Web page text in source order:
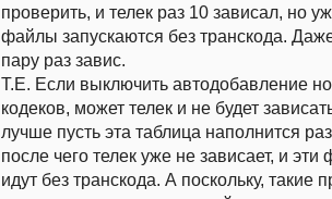
проверить, и телек раз 10 зависал, но
файлы запускаются без транскода.
пару раз завис.
Т.Е. Если выключить автодобавление
кодеков, может телек и не будет
лучше пусть эта таблица наполнится
после чего телек уже не зависает, и
идут без транскода. А поскольку, такие